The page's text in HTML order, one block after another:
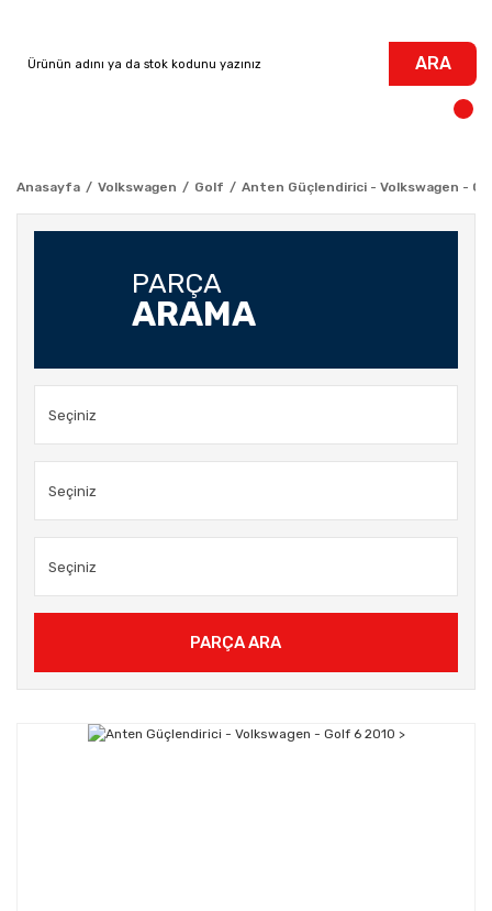
ARA
Anasayfa Volkswagen Golf Anten Güçlendirici - Volkswagen -
PARÇA
ARAMA
PARÇA ARA